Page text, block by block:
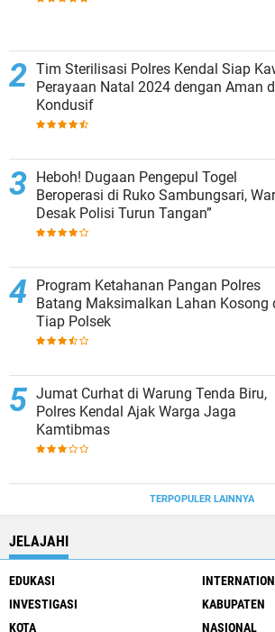
Tim Sterilisasi Polres Kendal Siap
Perayaan Natal 2024 dengan Aman
Kondusif
Heboh! Dugaan Pengepul Togel
Beroperasi di Ruko Sambungsari,
Desak Polisi Turun Tangan”
Program Ketahanan Pangan Polres
Batang Maksimalkan Lahan Kosong
Tiap Polsek
Jumat Curhat di Warung Tenda Biru,
Polres Kendal Ajak Warga Jaga
Kamtibmas
TERPOPULER LAINNYA
JELAJAHI
EDUKASI
INVESTIGASI
KABUPATEN
KOTA
NASIONAL